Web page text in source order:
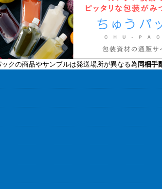
クの商品やサンプルは発送場所が異なる為同梱手